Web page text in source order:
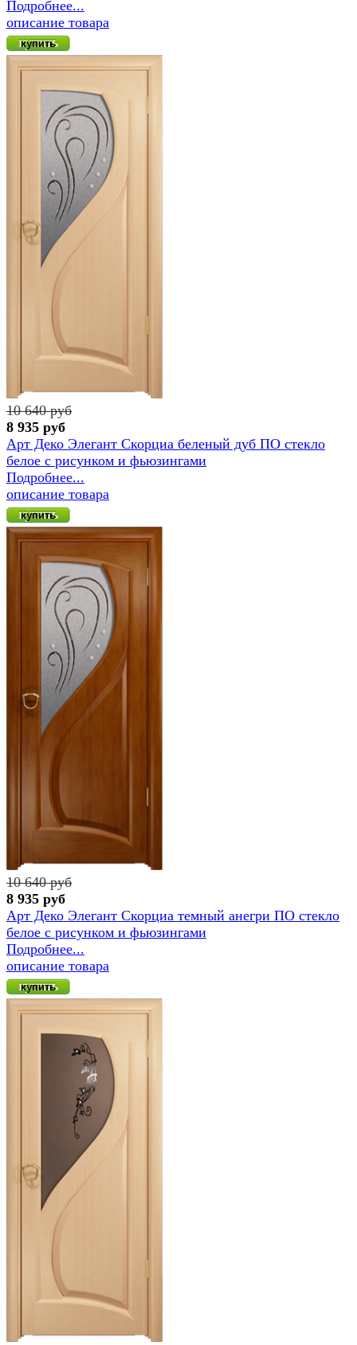
Подробнее...
описание товара
10 640 руб
8 935 руб
Арт Деко Элегант Скорциа беленый дуб ПО стекло
белое с рисунком и фьюзингами
Подробнее...
описание товара
10 640 руб
8 935 руб
Арт Деко Элегант Скорциа темный анегри ПО стекло
белое с рисунком и фьюзингами
Подробнее...
описание товара